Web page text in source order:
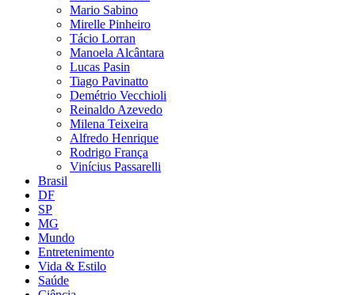
Mario Sabino
Mirelle Pinheiro
Tácio Lorran
Manoela Alcântara
Lucas Pasin
Tiago Pavinatto
Demétrio Vecchioli
Reinaldo Azevedo
Milena Teixeira
Alfredo Henrique
Rodrigo França
Vinícius Passarelli
Brasil
DF
SP
MG
Mundo
Entretenimento
Vida & Estilo
Saúde